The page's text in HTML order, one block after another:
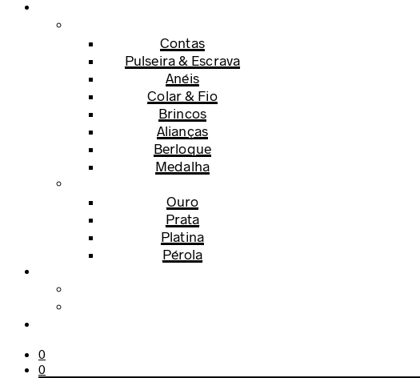
Contas
Pulseira & Escrava
Anéis
Colar & Fio
Brincos
Alianças
Berloque
Medalha
Ouro
Prata
Platina
Pérola
0
0